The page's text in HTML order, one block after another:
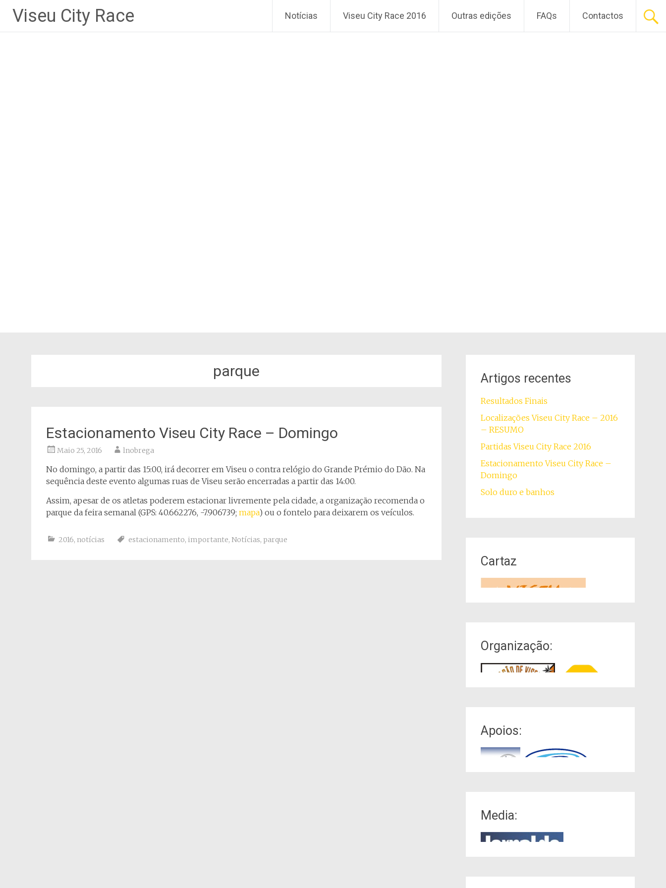
content
Viseu City Race Notícias Viseu City Race 2016 Outras edições FAQs Contactos
parque
Estacionamento Viseu City Race – Domingo
Maio 25, 2016 lnobrega
No domingo, a partir das 15:00, irá decorrer em Viseu o contra relógio do Grande Prémio do Dão. Na
sequência deste evento algumas ruas de Viseu serão encerradas a partir das 14:00.
Assim, apesar de os atletas poderem estacionar livremente pela cidade, a organização recomenda o
parque da feira semanal (GPS: 40.662276, -7.906739; mapa) ou o fontelo para deixarem os veículos.
2016, notícias estacionamento, importante, Notícias, parque
Artigos recentes
Resultados Finais
Localizações Viseu City Race – 2016
– RESUMO
Partidas Viseu City Race 2016
Estacionamento Viseu City Race –
Domingo
Solo duro e banhos
Cartaz
Organização:
Apoios:
Media: